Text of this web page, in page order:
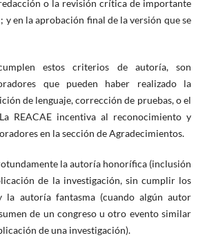
o la revisión crítica de importante
en la aprobación final de la versión que se
estos criterios de autoría, son
que pueden haber realizado la
de lenguaje, corrección de pruebas, o el
REACAE incentiva al reconocimiento y
en la sección de Agradecimientos.
la autoría honorífica (inclusión
de la investigación, sin cumplir los
autoría fantasma (cuando algún autor
de un congreso u otro evento similar
de una investigación).